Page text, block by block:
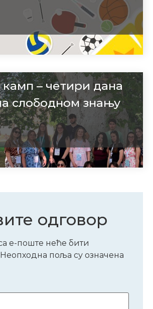
– четири дана
слободном знању
одговор
е-поште неће бити
Неопходна поља су означена